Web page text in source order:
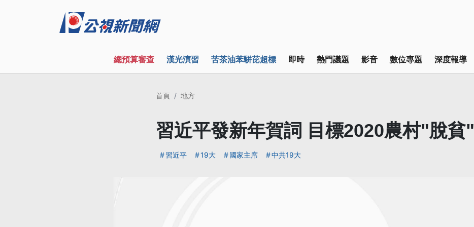
總預算審查 漢光演習 苦茶油苯駢芘超標 即時 熱門議題 影音 數位專題 深度報導
首頁 地方
習近平發新年賀詞 目標2020農村"脫貧"
習近平 19大 國家主席 中共19大